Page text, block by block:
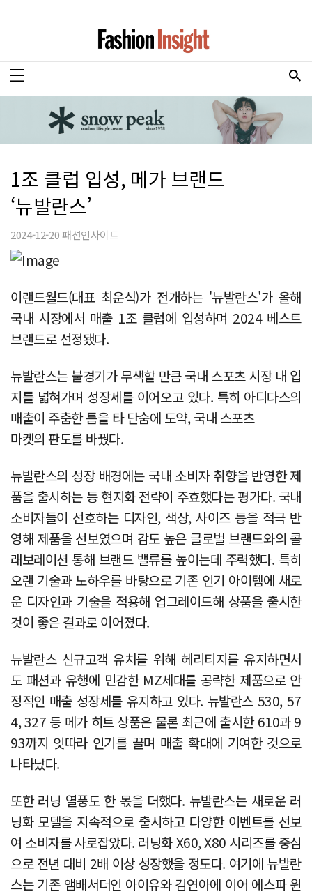
1조 클럽 입성, 메가 브랜드
‘뉴발란스’
2024-12-20 패션인사이트
이랜드월드(대표 최운식)가 전개하는 '뉴발란스'가 올해
국내 시장에서 매출 1조 클럽에 입성하며 2024 베스트
브랜드로 선정됐다.
뉴발란스는 불경기가 무색할 만큼 국내 스포츠 시장 내 입
지를 넓혀가며 성장세를 이어오고 있다. 특히 아디다스의
매출이 주춤한 틈을 타 단숨에 도약, 국내 스포츠
마켓의 판도를 바꿨다.
뉴발란스의 성장 배경에는 국내 소비자 취향을 반영한 제
품을 출시하는 등 현지화 전략이 주효했다는 평가다. 국내
소비자들이 선호하는 디자인, 색상, 사이즈 등을 적극 반
영해 제품을 선보였으며 감도 높은 글로벌 브랜드와의 콜
래보레이션 통해 브랜드 밸류를 높이는데 주력했다. 특히
오랜 기술과 노하우를 바탕으로 기존 인기 아이템에 새로
운 디자인과 기술을 적용해 업그레이드해 상품을 출시한
것이 좋은 결과로 이어졌다.
뉴발란스 신규고객 유치를 위해 헤리티지를 유지하면서
도 패션과 유행에 민감한 MZ세대를 공략한 제품으로 안
정적인 매출 성장세를 유지하고 있다. 뉴발란스 530, 57
4, 327 등 메가 히트 상품은 물론 최근에 출시한 610과 9
93까지 잇따라 인기를 끌며 매출 확대에 기여한 것으로
나타났다.
또한 러닝 열풍도 한 몫을 더했다. 뉴발란스는 새로운 러
닝화 모델을 지속적으로 출시하고 다양한 이벤트를 선보
여 소비자를 사로잡았다. 러닝화 X60, X80 시리즈를 중심
으로 전년 대비 2배 이상 성장했을 정도다. 여기에 뉴발란
스는 기존 앰배서더인 아이유와 김연아에 이어 에스파 윈